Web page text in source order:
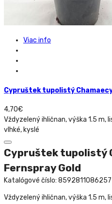
Viac info
Cypruštek tupolistý
4,70€
Vždyzelený ihličnan, výška 1.5 m,
vlhké, kyslé
Cypruštek tupolistý
Fernspray Gold
Katalógové číslo: 8592811086257
Vždyzelený ihličnan, výška 1.5 m,